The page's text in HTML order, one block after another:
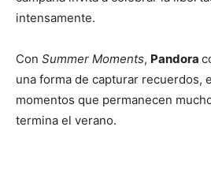
intensamente.
Con Summer Moments, Pandora
una forma de capturar recuerdos,
momentos que permanecen
termina el verano.